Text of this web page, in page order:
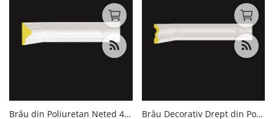
Brâu din Poliuretan Neted 4x9 cm pentru Perete și Fațadă
Brâu Decorativ Drept din Poliuretan 8 cm pentru Perete